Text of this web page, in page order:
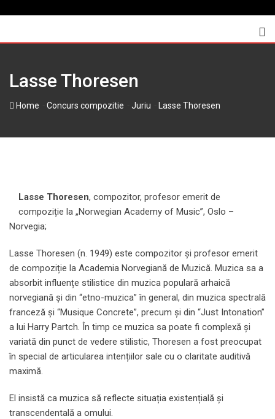
Lasse Thoresen
Home Concurs compozitie Juriu Lasse Thoresen
Lasse Thoresen, compozitor, profesor emerit de
compoziție la „Norwegian Academy of Music”, Oslo –
Norvegia;
Lasse Thoresen (n. 1949) este compozitor și profesor emerit
de compoziție la Academia Norvegiană de Muzică. Muzica sa a
absorbit influențe stilistice din muzica populară arhaică
norvegiană și din “etno-muzica” în general, din muzica spectrală
franceză și “Musique Concrete”, precum și din “Just Intonation”
a lui Harry Partch. În timp ce muzica sa poate fi complexă și
variată din punct de vedere stilistic, Thoresen a fost preocupat
în special de articularea intențiilor sale cu o claritate auditivă
maximă.
El insistă ca muzica să reflecte situația existențială și
transcendentală a omului.